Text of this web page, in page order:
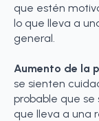
que estén
lo que lleva a
general.
Aumento de la
se sienten
probable que se
que lleva a una